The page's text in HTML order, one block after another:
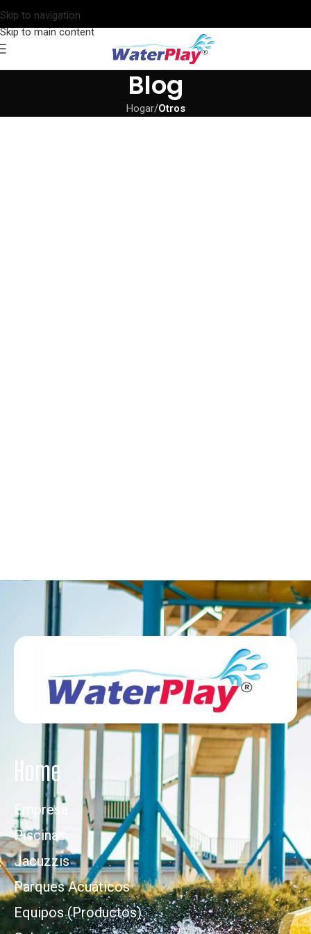
Skip to navigation
Skip to main content
Blog
Hogar/Otros
Home
Empresa
Piscinas
Jacuzzis
Parques Acuáticos
Equipos (Productos)